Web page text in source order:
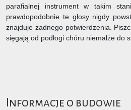
parafialnej instrument w takim
prawdopodobnie te głosy nigdy
znajduje żadnego potwierdzenia.
sięgają od podłogi chóru niemalże do
Informacje o budowie